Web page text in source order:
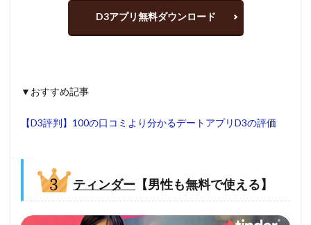
D3アプリ無料ダウンロード
▼おすすめ記事
【D3評判】100の口コミより分かるデートアプリD3の評価
ティンダー 【男性も無料で使える】